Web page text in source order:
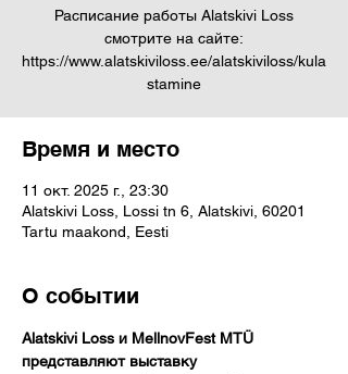
Расписание работы Alatskivi Loss
смотрите на сайте:
https://www.alatskiviloss.ee/alatskiviloss/kula
stamine
Время и место
11 окт. 2025 г., 23:30
Alatskivi Loss, Lossi tn 6, Alatskivi, 60201
Tartu maakond, Eesti
О событии
Alatskivi Loss и MellnovFest MTÜ
представляют выставку